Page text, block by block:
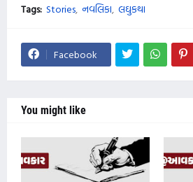
Tags: Stories નવલિકા લઘુકથા
Facebook
You might like